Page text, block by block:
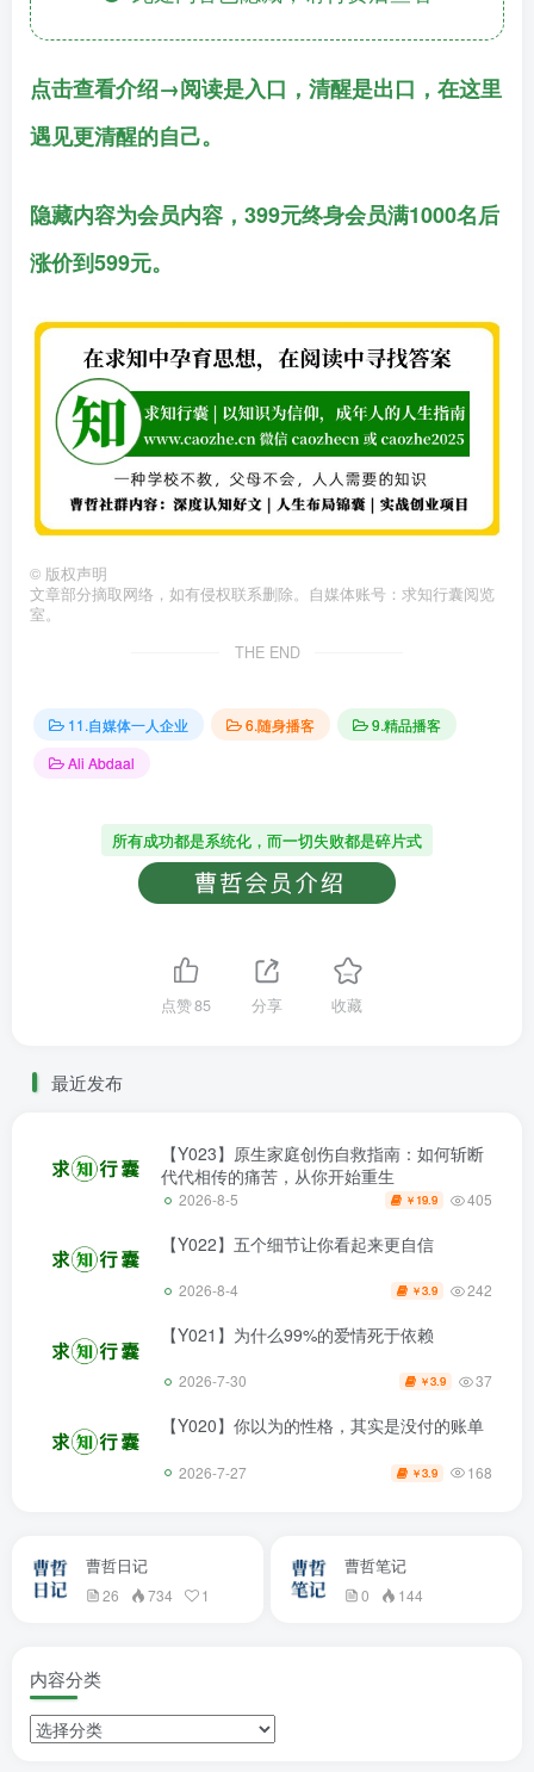
点击查看介绍→阅读是入口，清醒是出口，在这里
遇见更清醒的自己。
隐藏内容为会员内容，399元终身会员满1000名后
涨价到599元。
© 版权声明
文章部分摘取网络，如有侵权联系删除。自媒体账号：求知行囊阅览
室。
THE END
11.自媒体一人企业 6.随身播客
9.精品播客
Ali Abdaal
所有成功都是系统化，而一切失败都是碎片式
点赞85 分享 收藏
最近发布
【Y023】原生家庭创伤自救指南：如何斩断
代代相传的痛苦，从你开始重生
2026-8-5 ￥ 19.9 405
【Y022】五个细节让你看起来更自信
2026-8-4 ￥3.9 242
【Y021】为什么99%的爱情死于依赖
2026-7-30 ￥3.9 37
【Y020】你以为的性格，其实是没付的账单
2026-7-27 ￥3.9 168
曹哲日记
26 734 1
曹哲笔记
0 144
内容分类